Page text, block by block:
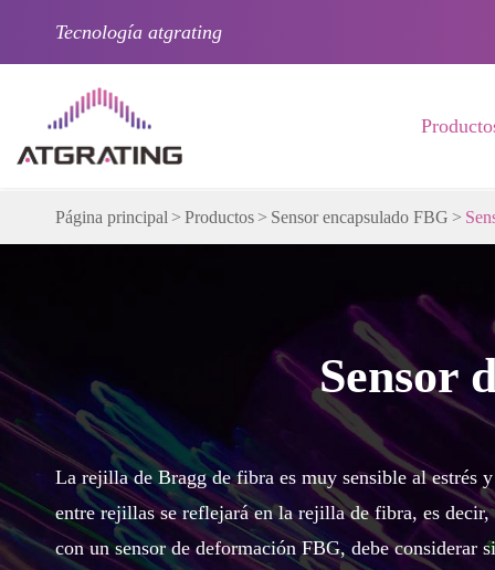
Tecnología atgrating
Página principal Productos Sensor encapsulado FBG
Sensor
La rejilla de Bragg de fibra es muy sensible al estrés
entre rejillas se reflejará en la rejilla de fibra, es
con un sensor de deformación FBG, debe considerar